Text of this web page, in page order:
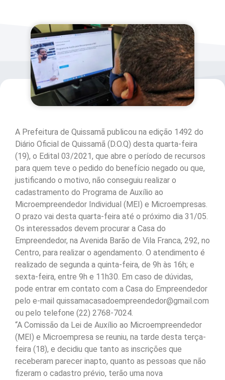
A Prefeitura de Quissamã publicou na edição 1492 do
Diário Oficial de Quissamã (D.O.Q) desta quarta-feira
(19), o Edital 03/2021, que abre o período de recursos
para quem teve o pedido do benefício negado ou que,
justificando o motivo, não conseguiu realizar o
cadastramento do Programa de Auxílio ao
Microempreendedor Individual (MEI) e Microempresas.
O prazo vai desta quarta-feira até o próximo dia 31/05.
Os interessados devem procurar a Casa do
Empreendedor, na Avenida Barão de Vila Franca, 292, no
Centro, para realizar o agendamento. O atendimento é
realizado de segunda a quinta-feira, de 9h às 16h; e
sexta-feira, entre 9h e 11h30. Em caso de dúvidas,
pode entrar em contato com a Casa do Empreendedor
pelo e-mail quissamacasadoempreendedor@gmail.com
ou pelo telefone (22) 2768-7024.
“A Comissão da Lei de Auxílio ao Microempreendedor
(MEI) e Microempresa se reuniu, na tarde desta terça-
feira (18), e decidiu que tanto as inscrições que
receberam parecer inapto, quanto as pessoas que não
fizeram o cadastro prévio, terão uma nova